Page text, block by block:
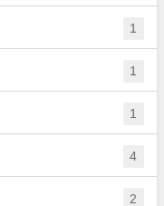
1
1
1
4
2